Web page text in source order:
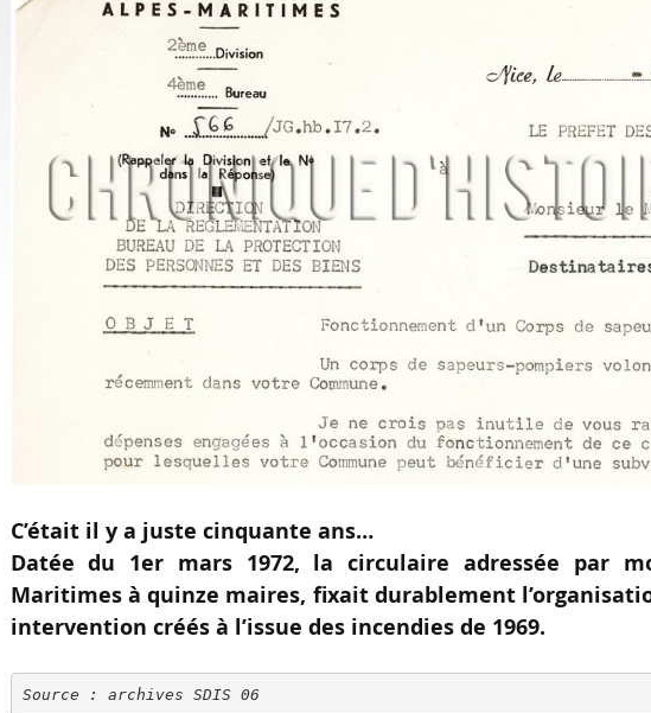
C’était il y a juste cinquante ans…
Datée du 1er mars 1972, la circulaire adressée par
Maritimes à quinze maires, fixait durablement
intervention créés à l’issue des incendies de 1969.
Source : archives SDIS 06